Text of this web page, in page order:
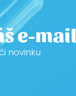
e-mail
novinku